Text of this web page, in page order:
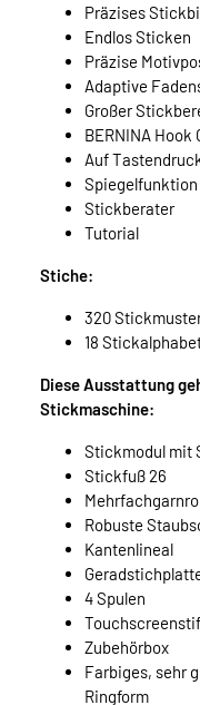
Präzises
Endlos Sticken
Präzise
Adaptive
Großer
BERNINA
Auf
Spiegelfunktion
Stickberater
Tutorial
Stiche:
320
18
Diese Ausstattung
Stickmaschine:
Stickmodul mit
Stickfuß 26
Robuste
Kantenlineal
4 Spulen
Zubehörbox
Farbiges, sehr
Ringform